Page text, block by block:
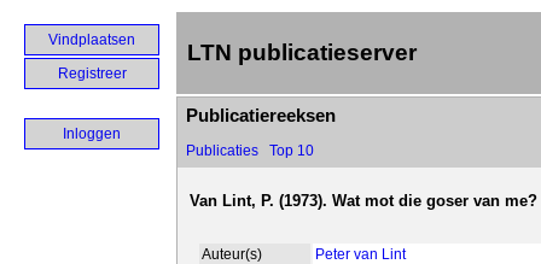
Vindplaatsen
Registreer
Inloggen
LTN publicatieserver
Publicatiereeksen
Publicaties Top 10
Van Lint, P. (1973). Wat mot die goser van
Auteur(s)
Peter van Lint